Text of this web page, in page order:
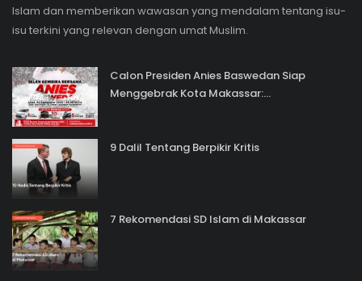
Islam dan memberikan wawasan yang mendalam tentang isu-
isu terkini yang relevan dengan umat Muslim.
Calon Presiden Anies Baswedan Siap
Menggebrak Kota Makassar:...
9 Dalil Tentang Berpikir Kritis
7 Rekomendasi SD Islam di Makassar